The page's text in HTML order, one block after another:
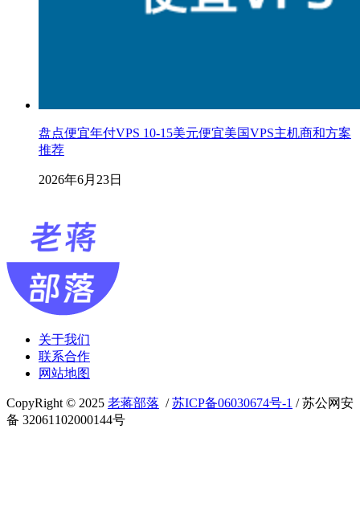
盘点便宜年付VPS 10-15美元便宜美国VPS主机商和方案
推荐
2026年6月23日
关于我们
联系合作
网站地图
CopyRight © 2025 老蒋部落 /苏ICP备06030674号-1 / 苏公网安
备 32061102000144号